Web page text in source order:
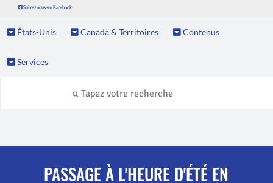
Suivez nous sur Facebook
États-Unis Canada & Territoires Contenus
Services
PASSAGE À L'HEURE D'ÉTÉ EN